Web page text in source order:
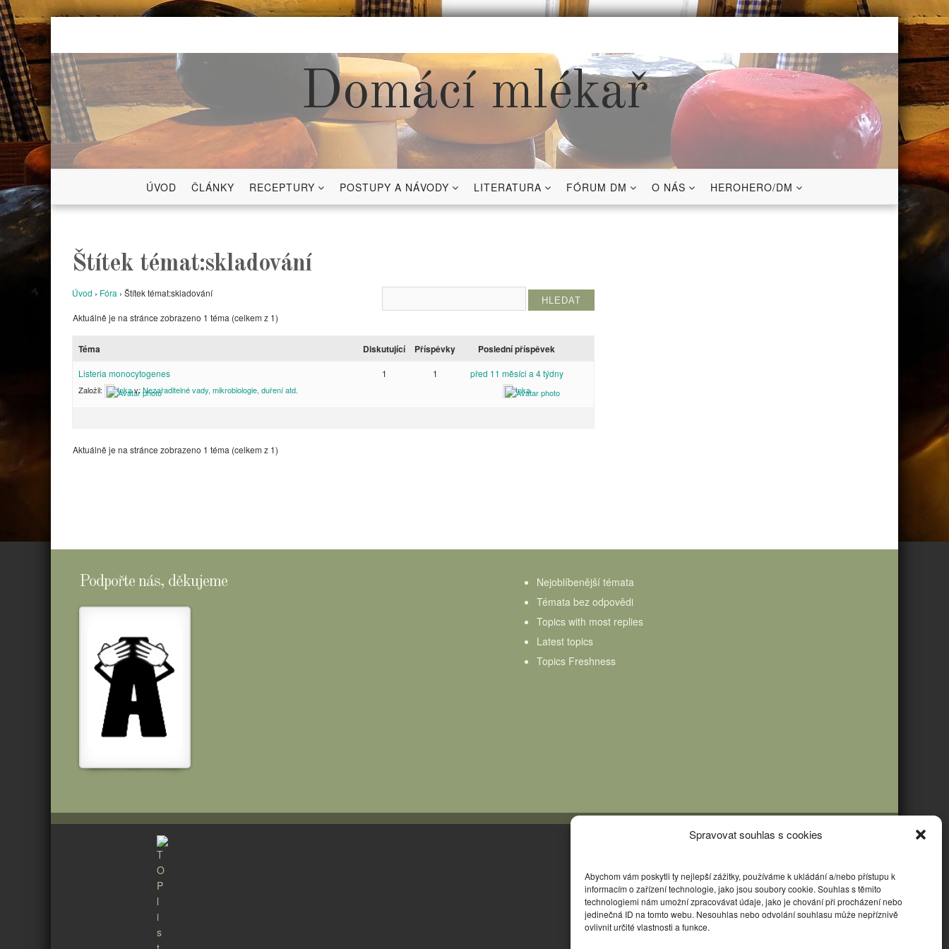
Spravovat souhlas s cookies
Abychom vám poskytli ty nejlepší zážitky, používáme k ukládání a/nebo přístupu k
informacím o zařízení technologie, jako jsou soubory cookie. Souhlas s těmito
technologiemi nám umožní zpracovávat údaje, jako je chování při procházení nebo
jedinečná ID na tomto webu. Nesouhlas nebo odvolání souhlasu může nepříznivě
ovlivnit určité vlastnosti a funkce.
Skip
content
Domácí mlékař
ÚVOD ČLÁNKY RECEPTURY POSTUPY A NÁVODY LITERATURA FÓRUM DM O NÁS HEROHERO/DM
Štítek témat:skladování
Úvod › Fóra › Štítek témat:skladování
Aktuálně je na stránce zobrazeno 1 téma (celkem z 1)
Téma Diskutující Příspěvky Poslední příspěvek
Listeria monocytogenes
Založil: Inkav:Nezařaditelné vady, mikrobiologie, duření atd.
1 1 před 11 měsíci a 4 týdny
Inka
Aktuálně je na stránce zobrazeno 1 téma (celkem z 1)
Podpořte nás, děkujeme
Nejoblíbenější témata
Témata bez odpovědi
Topics with most replies
Latest topics
Topics Freshness